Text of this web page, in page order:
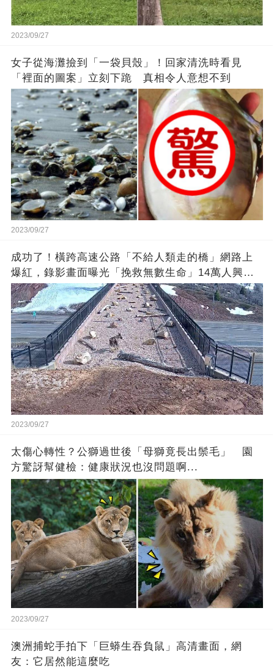
2023/09/27
女子從海灘撿到「一袋貝殼」！回家清洗時看見
「裡面的圖案」立刻下跪 真相令人意想不到
2023/09/27
成功了！橫跨高速公路「不給人類走的橋」網路上
爆紅，錄影畫面曝光「挽救無數生命」14萬人興奮
歡呼
2023/09/27
太傷心轉性？公獅過世後「母獅竟長出鬃毛」 園
方驚訝幫健檢：健康狀況也沒問題啊...
2023/09/27
澳洲捕蛇手拍下「巨蟒生吞負鼠」高清畫面，網
友：它居然能這麼吃